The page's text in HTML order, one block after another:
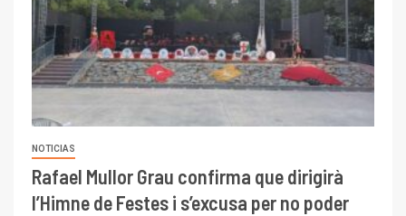
NOTICIAS
Rafael Mullor Grau confirma que dirigirà
l’Himne de Festes i s’excusa per no poder